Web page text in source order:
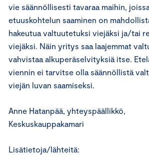
vie säännöllisesti tavaraa maihin,
etuuskohtelun saaminen on
hakeutua valtuutetuksi viejäksi ja/tai
viejäksi. Näin yritys saa laajemmat
vahvistaa alkuperäselvityksiä itse.
viennin ei tarvitse olla säännöllistä
viejän luvan saamiseksi.
Anne Hatanpää, yhteyspäällikkö,
Keskuskauppakamari
Lisätietoja/lähteitä: